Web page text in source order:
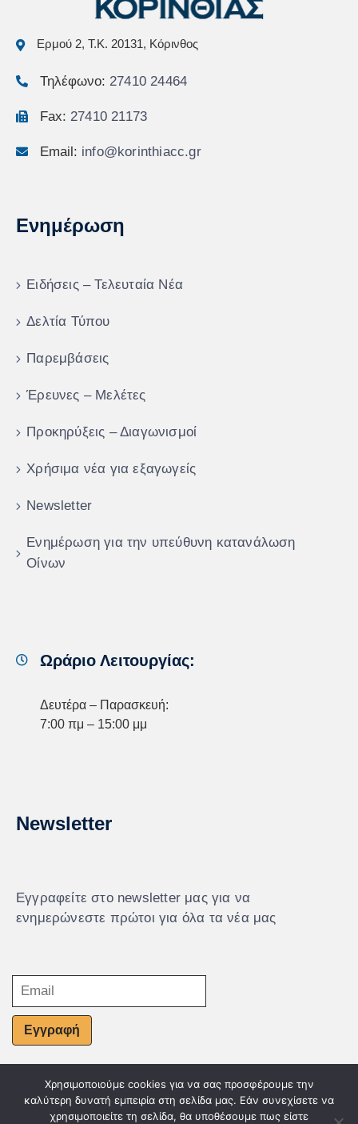
Ερμού 2, Τ.Κ. 20131, Κόρινθος
Τηλέφωνο: 27410 24464
Fax: 27410 21173
Email: info@korinthiacc.gr
Ενημέρωση
Ειδήσεις – Τελευταία Νέα
Δελτία Τύπου
Παρεμβάσεις
Έρευνες – Μελέτες
Προκηρύξεις – Διαγωνισμοί
Χρήσιμα νέα για εξαγωγείς
Newsletter
Ενημέρωση για την υπεύθυνη κατανάλωση
Οίνων
Ωράριο Λειτουργίας:
Δευτέρα – Παρασκευή:
7:00 πμ – 15:00 μμ
Newsletter
Εγγραφείτε στο newsletter μας για να
ενημερώνεστε πρώτοι για όλα τα νέα μας
Εγγραφή
© Powered by Knowledge AE
Χρησιμοποιούμε cookies για να σας προσφέρουμε την
καλύτερη δυνατή εμπειρία στη σελίδα μας. Εάν συνεχίσετε να
χρησιμοποιείτε τη σελίδα, θα υποθέσουμε πως είστε